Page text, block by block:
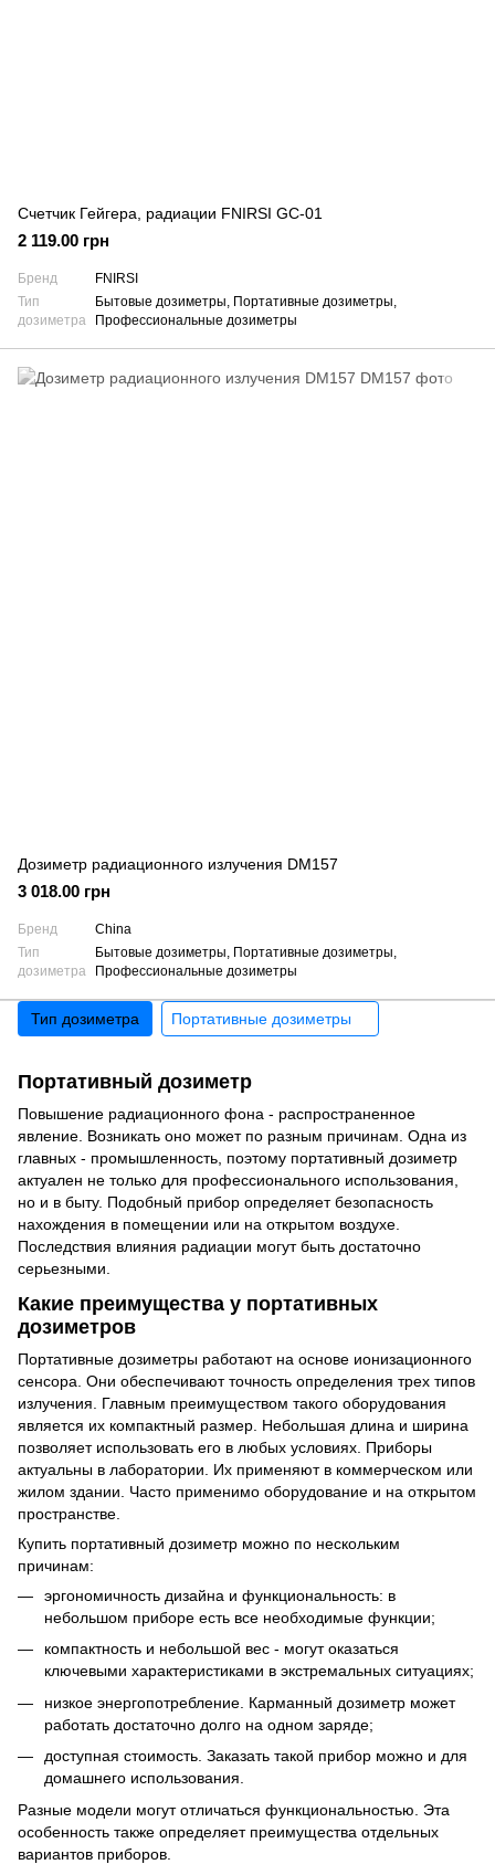
Счетчик Гейгера, радиации FNIRSI GC-01
2 119.00 грн
Бренд
FNIRSI
Тип
дозиметра
Бытовые дозиметры, Портативные дозиметры,
Профессиональные дозиметры
Дозиметр радиационного излучения DM157
3 018.00 грн
Бренд
China
Тип
дозиметра
Бытовые дозиметры, Портативные дозиметры,
Профессиональные дозиметры
Портативный дозиметр
Повышение радиационного фона - распространенное
явление. Возникать оно может по разным причинам. Одна из
главных - промышленность, поэтому портативный дозиметр
актуален не только для профессионального использования,
но и в быту. Подобный прибор определяет безопасность
нахождения в помещении или на открытом воздухе.
Последствия влияния радиации могут быть достаточно
серьезными.
Какие преимущества у портативных
дозиметров
Портативные дозиметры работают на основе ионизационного
сенсора. Они обеспечивают точность определения трех типов
излучения. Главным преимуществом такого оборудования
является их компактный размер. Небольшая длина и ширина
позволяет использовать его в любых условиях. Приборы
актуальны в лаборатории. Их применяют в коммерческом или
жилом здании. Часто применимо оборудование и на открытом
пространстве.
Купить портативный дозиметр можно по нескольким
причинам:
эргономичность дизайна и функциональность: в
небольшом приборе есть все необходимые функции;
компактность и небольшой вес - могут оказаться
ключевыми характеристиками в экстремальных ситуациях;
низкое энергопотребление. Карманный дозиметр может
работать достаточно долго на одном заряде;
доступная стоимость. Заказать такой прибор можно и для
домашнего использования.
Разные модели могут отличаться функциональностью. Эта
особенность также определяет преимущества отдельных
вариантов приборов.
Тип дозиметра Портативные дозиметры